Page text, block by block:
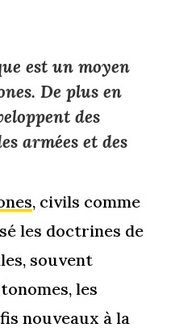
est un moyen
De plus en
des
armées et des
, civils comme
les doctrines de
souvent
les
nouveaux à la